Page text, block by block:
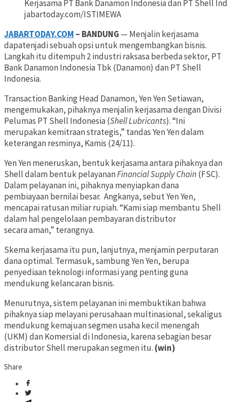
Kerjasama PT Bank Danamon Indonesia dan PT Shell
jabartoday.com/ISTIMEWA
JABARTODAY.COM – BANDUNG — Menjalin kerjasama
dapatenjadi sebuah opsi untuk mengembangkan bisnis.
Langkah itu ditempuh 2 industri raksasa berbeda sektor, PT
Bank Danamon Indonesia Tbk (Danamon) dan PT Shell
Indonesia.
Transaction Banking Head Danamon, Yen Yen Setiawan,
mengemukakan, pihaknya menjalin kerjasama dengan Divisi
Pelumas PT Shell Indonesia (Shell Lubricants). “Ini
merupakan kemitraan strategis,” tandas Yen Yen dalam
keterangan resminya, Kamis (24/11).
Yen Yen meneruskan, bentuk kerjasama antara pihaknya dan
Shell dalam bentuk pelayananFinancial Supply Chain (FSC).
Dalam pelayanan ini, pihaknya menyiapkan dana
pembiayaan bernilai besar. Angkanya, sebut Yen Yen,
mencapai ratusan miliar rupiah. “Kami siap membantu Shell
dalam hal pengelolaan pembayaran distributor
secara aman,” terangnya.
Skema kerjasama itu pun, lanjutnya, menjamin perputaran
dana optimal. Termasuk, sambung Yen Yen, berupa
penyediaan teknologi informasi yang penting guna
mendukung kelancaran bisnis.
Menurutnya, sistem pelayanan ini membuktikan bahwa
pihaknya siap melayani perusahaan multinasional, sekaligus
mendukung kemajuan segmen usaha kecil menengah
(UKM) dan Komersial di Indonesia, karena sebagian besar
distributor Shell merupakan segmen itu. (win)
Share